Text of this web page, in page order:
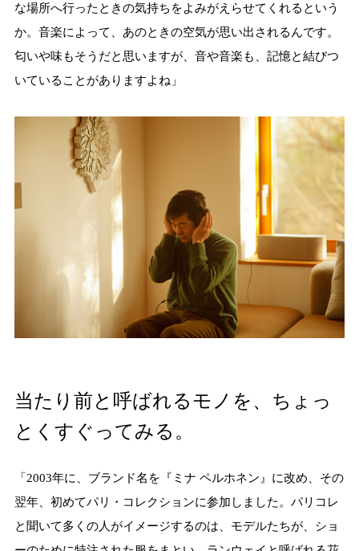
な場所へ行ったときの気持ちをよみがえらせてくれるという
か。音楽によって、あのときの空気が思い出されるんです。
匂いや味もそうだと思いますが、音や音楽も、記憶と結びつ
いていることがありますよね」
当たり前と呼ばれるモノを、ちょっ
とくすぐってみる。
「2003年に、ブランド名を『ミナ ペルホネン』に改め、その
翌年、初めてパリ・コレクションに参加しました。パリコレ
と聞いて多くの人がイメージするのは、モデルたちが、ショ